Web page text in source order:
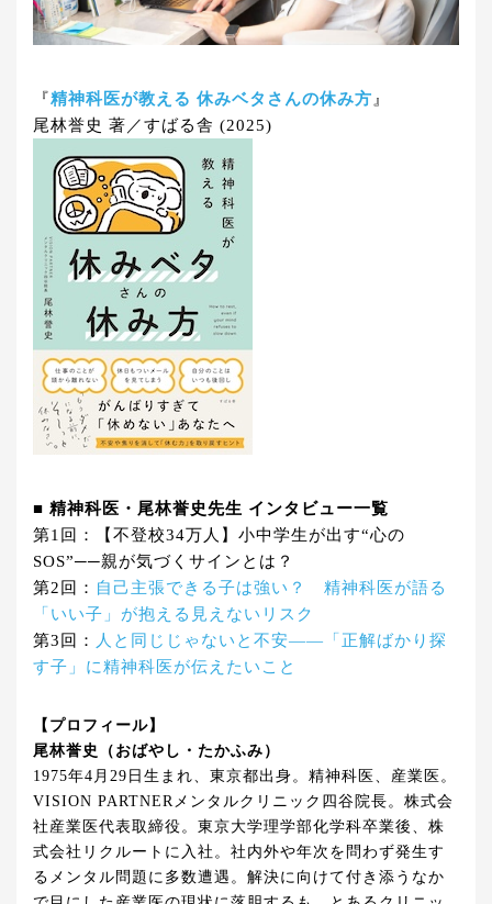
『精神科医が教える 休みベタさんの休み方 』
尾林誉史 著／すばる舎 (2025)
■ 精神科医・尾林誉史先生 インタビュー一覧
第1回：【不登校34万人】小中学生が出す“心の
SOS”──親が気づくサインとは？
第2回： 自己主張できる子は強い？ 精神科医が語る
「いい子」が抱える見えないリスク
第3回：
人と同じじゃないと不安――「正解ばかり探
す子」に精神科医が伝えたいこと
【プロフィール】
尾林誉史（おばやし・たかふみ）
1975年4月29日生まれ、東京都出身。精神科医、産業医。
VISION PARTNERメンタルクリニック四谷院長。株式会
社産業医代表取締役。東京大学理学部化学科卒業後、株
式会社リクルートに入社。社内外や年次を問わず発生す
るメンタル問題に多数遭遇。解決に向けて付き添うなか